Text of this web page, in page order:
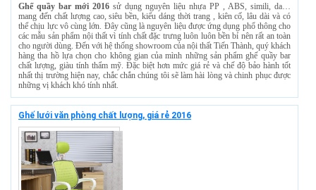
Ghế quầy bar mới 2016 sử dụng nguyên liệu nhựa PP , ABS, simili, da…
mang đến chất lượng cao, siêu bền, kiểu dáng thời trang , kiên cố, lâu dài và có
thể chịu lực vô cùng lớn. Đây cũng là nguyên liệu được ứng dụng phổ thông cho
các mẫu sản phẩm nội thất vì tính chất đặc trưng luôn luôn bền bỉ nên rất an toàn
cho người dùng. Đến với hệ thống showroom của nội thất Tiến Thành, quý khách
hàng tha hồ lựa chọn cho không gian của mình những sản phẩm ghế quầy bar
chất lượng, giàu tính thẩm mỹ. Đặc biệt hơn mức giá rẻ và chế độ bảo hành tốt
nhất thị trường hiện nay, chắc chắn chúng tôi sẽ làm hài lòng và chinh phục được
những vị khách khó tính nhất.
Ghế lưới văn phòng chất lượng, giá rẻ 2016